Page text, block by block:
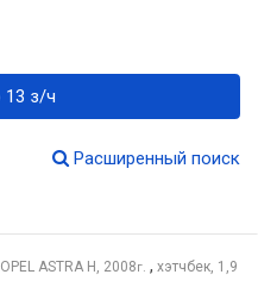
Найдено 13 з/ч
Расширенный поиск
OPEL ASTRA H, 2008г. , хэтчбек, 1,9